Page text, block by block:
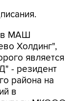
в МАШ
Холдинг",
является
- резидент
района на
в